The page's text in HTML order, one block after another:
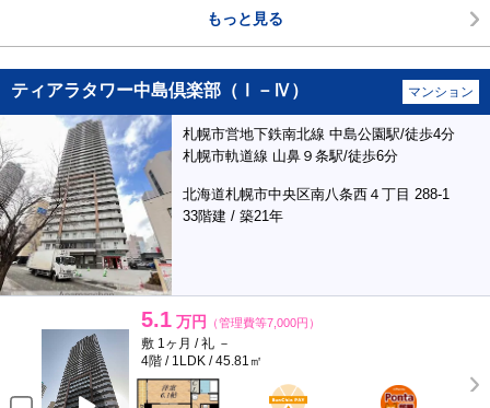
もっと見る
ティアラタワー中島倶楽部（Ⅰ－Ⅳ） マンション
札幌市営地下鉄南北線 中島公園駅/徒歩4分
札幌市軌道線 山鼻９条駅/徒歩6分
北海道札幌市中央区南八条西４丁目 288-1
33階建 / 築21年
5.1 万円 （管理費等7,000円）
敷 1ヶ月 / 礼 －
4階 / 1LDK / 45.81㎡
BunChinPAY
ポンタ
部屋